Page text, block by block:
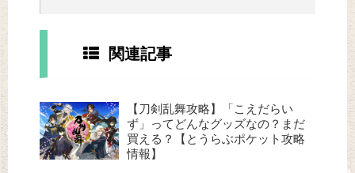
関連記事
【刀剣乱舞攻略】「こえだらい
ず」ってどんなグッズなの？まだ
買える？【とうらぶポケット攻略
情報】